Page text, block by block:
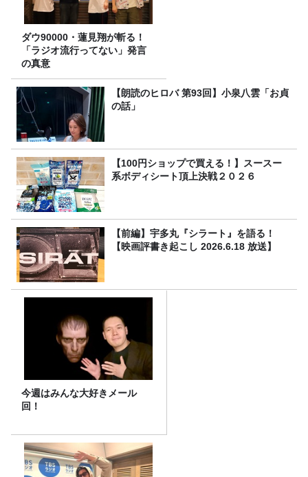
ダウ90000・蓮見翔が斬る！
「ラジオ流行ってない」発言
の真意
【朗読のヒロバ 第93回】小泉八雲「お貞
の話」
【100円ショップで買える！】スースー
系ボディシート頂上決戦２０２６
【前編】宇多丸『シラート』を語る！
【映画評書き起こし 2026.6.18 放送】
今週はみんな大好きメール
回！